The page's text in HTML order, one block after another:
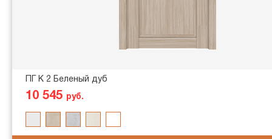
ПГ K 2 Беленый дуб
10 545 руб.